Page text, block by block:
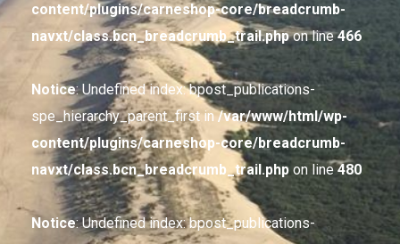
content/plugins/carneshop-core/breadcrumb-
navxt/class.bcn_breadcrumb_trail.phpon line466
Notice: Undefined index: bpost_publications-
spe_hierarchy_parent_first in/var/www/html/wp-
content/plugins/carneshop-core/breadcrumb-
navxt/class.bcn_breadcrumb_trail.php on line480
Notice: Undefined index: bpost_publications-